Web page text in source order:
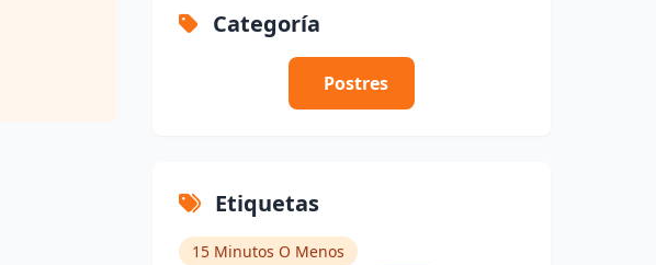
Categoría
Postres
Etiquetas
15 Minutos O Menos